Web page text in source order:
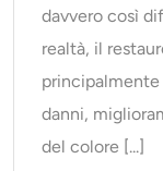
davvero così
realtà, il
danni,
del colore [...]